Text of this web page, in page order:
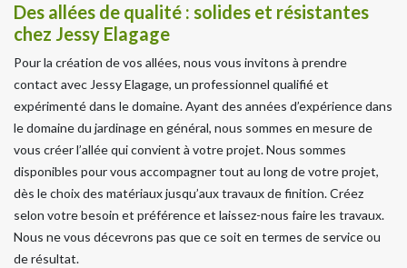
Des allées de qualité : solides et résistantes
chez Jessy Elagage
Pour la création de vos allées, nous vous invitons à prendre
contact avec Jessy Elagage, un professionnel qualifié et
expérimenté dans le domaine. Ayant des années d’expérience dans
le domaine du jardinage en général, nous sommes en mesure de
vous créer l’allée qui convient à votre projet. Nous sommes
disponibles pour vous accompagner tout au long de votre projet,
dès le choix des matériaux jusqu’aux travaux de finition. Créez
selon votre besoin et préférence et laissez-nous faire les travaux.
Nous ne vous décevrons pas que ce soit en termes de service ou
de résultat.